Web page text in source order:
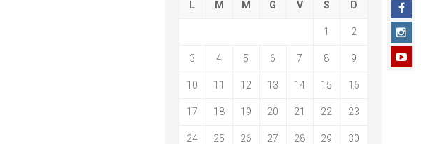
L M M G V S D
1 2
3 4 5 6 7 8 9
10 11 12 13 14 15 16
17 18 19 20 21 22 23
24 25 26 27 28 29 30